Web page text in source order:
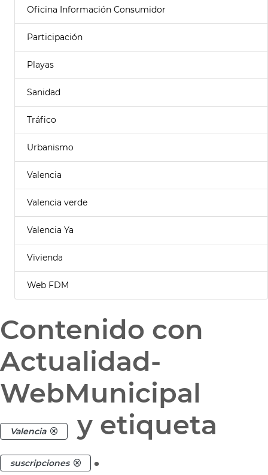
Oficina Información Consumidor
Participación
Playas
Sanidad
Tráfico
Urbanismo
Valencia
Valencia verde
Valencia Ya
Vivienda
Web FDM
Contenido con
Actualidad-
WebMunicipal
Valencia y etiqueta
suscripciones .